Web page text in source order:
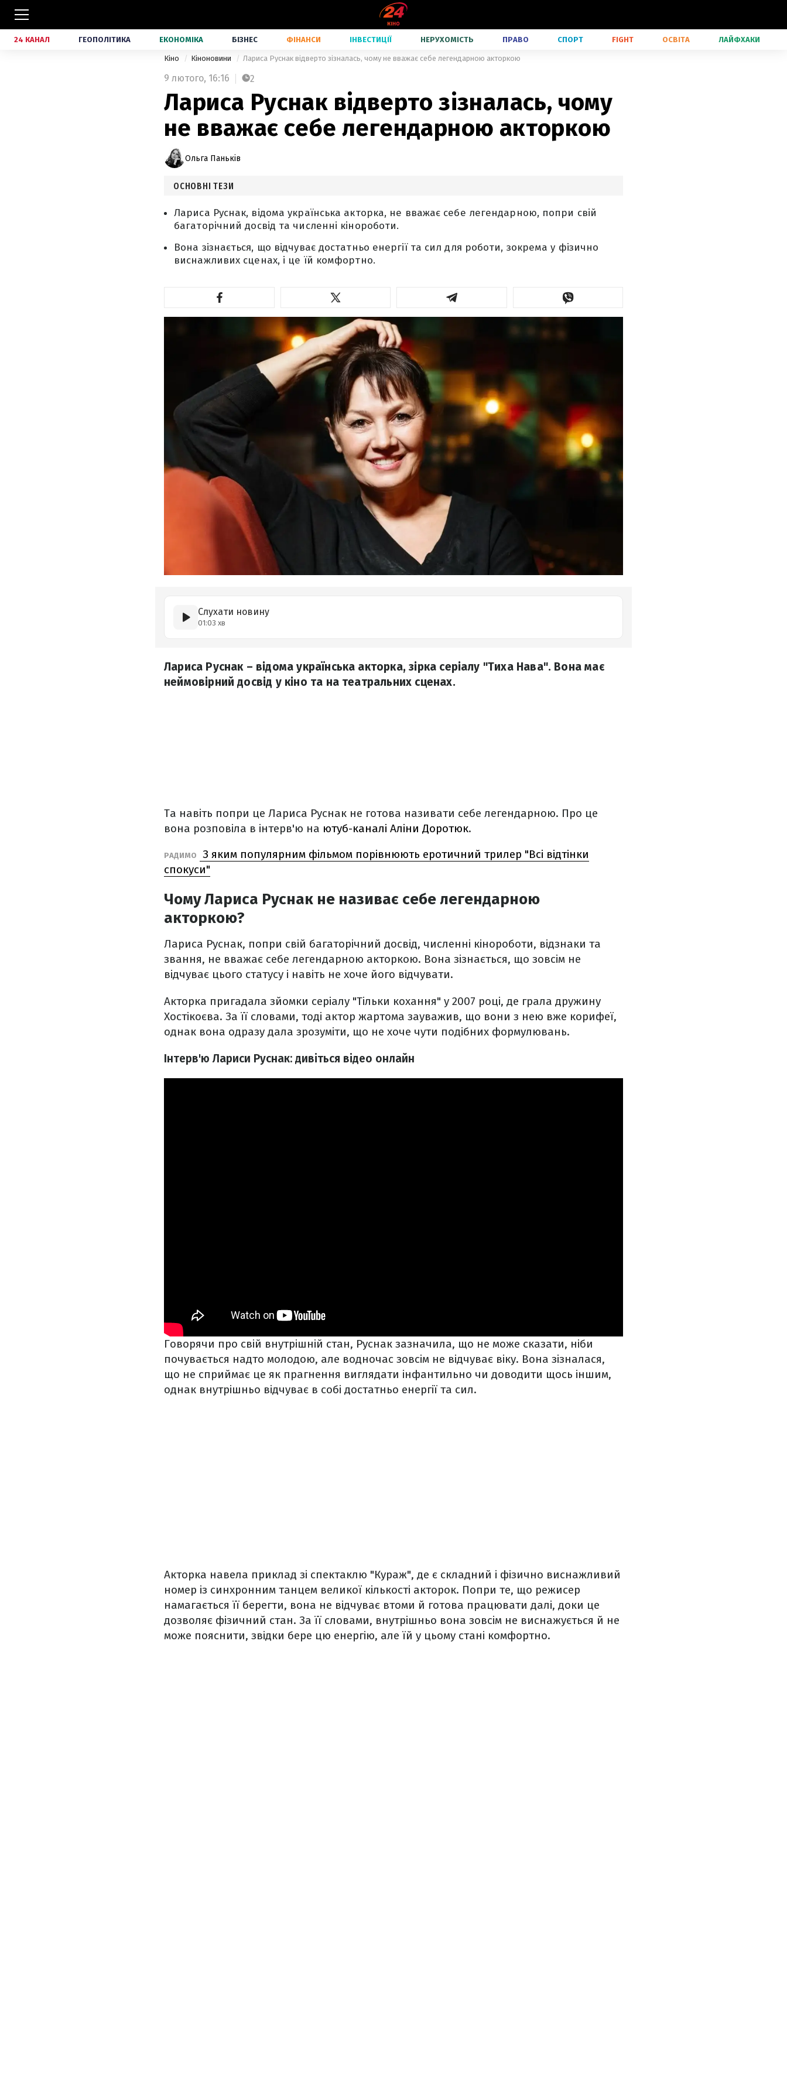
24 КАНАЛ ГЕОПОЛІТИКА ЕКОНОМІКА БІЗНЕС ФІНАНСИ ІНВЕСТИЦІЇ НЕРУХОМІСТЬ ПРАВО СПОРТ FIGHT ОСВІТА ЛАЙФХАКИ
Кіно Кіноновини Лариса Руснак відверто зізналась, чому не вважає себе легендарною акторкою
9 лютого, 16:16 2
Лариса Руснак відверто зізналась, чому
не вважає себе легендарною акторкою
Ольга Паньків
ОСНОВНІ ТЕЗИ
Лариса Руснак, відома українська акторка, не вважає себе легендарною, попри свій
багаторічний досвід та численні кінороботи.
Вона зізнається, що відчуває достатньо енергії та сил для роботи, зокрема у фізично
виснажливих сценах, і це їй комфортно.
Слухати новину
01:03 хв
Лариса Руснак – відома українська акторка, зірка серіалу "Тиха Нава". Вона має
неймовірний досвід у кіно та на театральних сценах.
Та навіть попри це Лариса Руснак не готова називати себе легендарною. Про це
вона розповіла в інтерв'ю на ютуб-каналі Аліни Доротюк.
РАДИМО
З яким популярним фільмом порівнюють еротичний трилер "Всі відтінки
спокуси"
Чому Лариса Руснак не називає себе легендарною
акторкою?
Лариса Руснак, попри свій багаторічний досвід, численні кінороботи, відзнаки та
звання, не вважає себе легендарною акторкою. Вона зізнається, що зовсім не
відчуває цього статусу і навіть не хоче його відчувати.
Акторка пригадала зйомки серіалу "Тільки кохання" у 2007 році, де грала дружину
Хостікоєва. За її словами, тоді актор жартома зауважив, що вони з нею вже корифеї,
однак вона одразу дала зрозуміти, що не хоче чути подібних формулювань.
Інтерв'ю Лариси Руснак: дивіться відео онлайн
Говорячи про свій внутрішній стан, Руснак зазначила, що не може сказати, ніби
почувається надто молодою, але водночас зовсім не відчуває віку. Вона зізналася,
що не сприймає це як прагнення виглядати інфантильно чи доводити щось іншим,
однак внутрішньо відчуває в собі достатньо енергії та сил.
Акторка навела приклад зі спектаклю "Кураж", де є складний і фізично виснажливий
номер із синхронним танцем великої кількості акторок. Попри те, що режисер
намагається її берегти, вона не відчуває втоми й готова працювати далі, доки це
дозволяє фізичний стан. За її словами, внутрішньо вона зовсім не виснажується й не
може пояснити, звідки бере цю енергію, але їй у цьому стані комфортно.